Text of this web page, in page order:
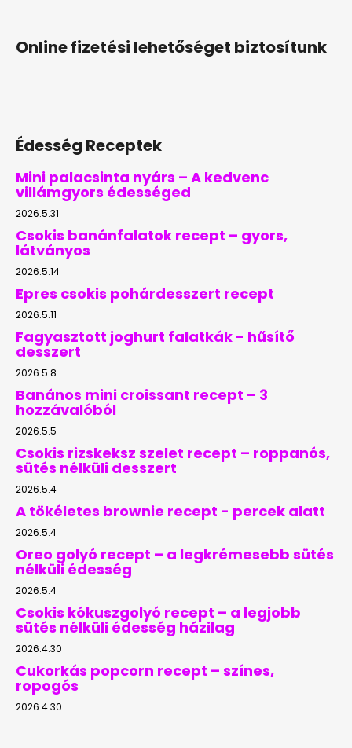
Online fizetési lehetőséget biztosítunk
Édesség Receptek
Mini palacsinta nyárs – A kedvenc
villámgyors édességed
2026.5.31
Csokis banánfalatok recept – gyors,
látványos
2026.5.14
Epres csokis pohárdesszert recept
2026.5.11
Fagyasztott joghurt falatkák - hűsítő
desszert
2026.5.8
Banános mini croissant recept – 3
hozzávalóból
2026.5.5
Csokis rizskeksz szelet recept – roppanós,
sütés nélküli desszert
2026.5.4
A tökéletes brownie recept - percek alatt
2026.5.4
Oreo golyó recept – a legkrémesebb sütés
nélküli édesség
2026.5.4
Csokis kókuszgolyó recept – a legjobb
sütés nélküli édesség házilag
2026.4.30
Cukorkás popcorn recept – színes,
ropogós
2026.4.30